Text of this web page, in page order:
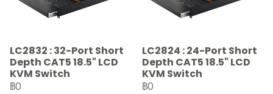
LC2832 : 32-Port Short
Depth CAT5 18.5" LCD
KVM Switch
฿0
LC2824 : 24-Port Short
Depth CAT5 18.5" LCD
KVM Switch
฿0